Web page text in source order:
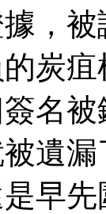
，
炭
名
遺
早